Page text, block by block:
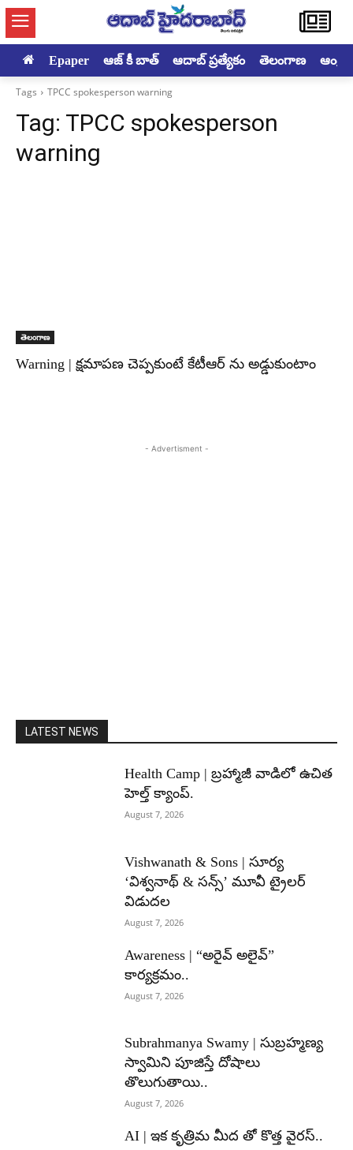
Epaper ఆజ్ కీ బాత్ ఆదాబ్ ప్రత్యేకం తెలంగాణ
Tags TPCC spokesperson warning
Tag: TPCC spokesperson
warning
తెలంగాణ
Warning | క్షమాపణ చెప్పకుంటే కేటీఆర్ ను అడ్డుకుంటాం
- Advertisment -
LATEST NEWS
Health Camp | బ్రహ్మాజీ వాడిలో ఉచిత
హెల్త్ క్యాంప్.
August 7, 2026
Vishwanath & Sons | సూర్య
‘విశ్వనాథ్ & సన్స్’ మూవీ ట్రైలర్
విడుదల
August 7, 2026
Awareness | “అరైవ్ అలైవ్”
కార్యక్రమం..
August 7, 2026
Subrahmanya Swamy | సుబ్రహ్మణ్య
స్వామిని పూజిస్తే దోషాలు
తొలుగుతాయి..
August 7, 2026
AI | ఇక కృత్రిమ మీద తో కొత్త వైరస్..